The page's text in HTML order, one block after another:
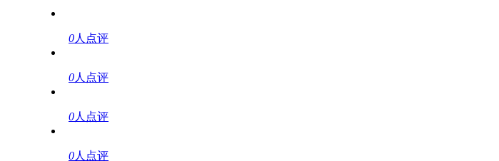
0人点评
0人点评
0人点评
0人点评